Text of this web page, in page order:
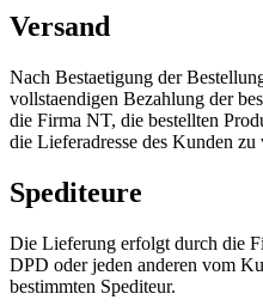
Versand
Nach Bestaetigung der
vollstaendigen Bezahlung der
die Firma NT, die bestellten
die Lieferadresse des Kunden zu
Spediteure
Die Lieferung erfolgt durch die
DPD oder jeden anderen vom
bestimmten Spediteur.